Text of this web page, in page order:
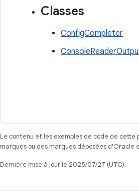
Classes
ConfigCompleter
Le contenu et les exemples de code de cette
marques ou des marques déposées d'Oracle
Dernière mise à jour le 2025/07/27 (UTC).